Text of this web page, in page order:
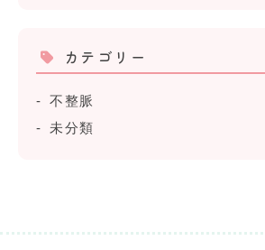
カテゴリー
不整脈
未分類